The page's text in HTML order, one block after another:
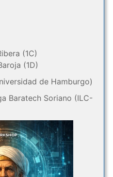
(1C)
(1D)
de Hamburgo)
Baratech Soriano (ILC-